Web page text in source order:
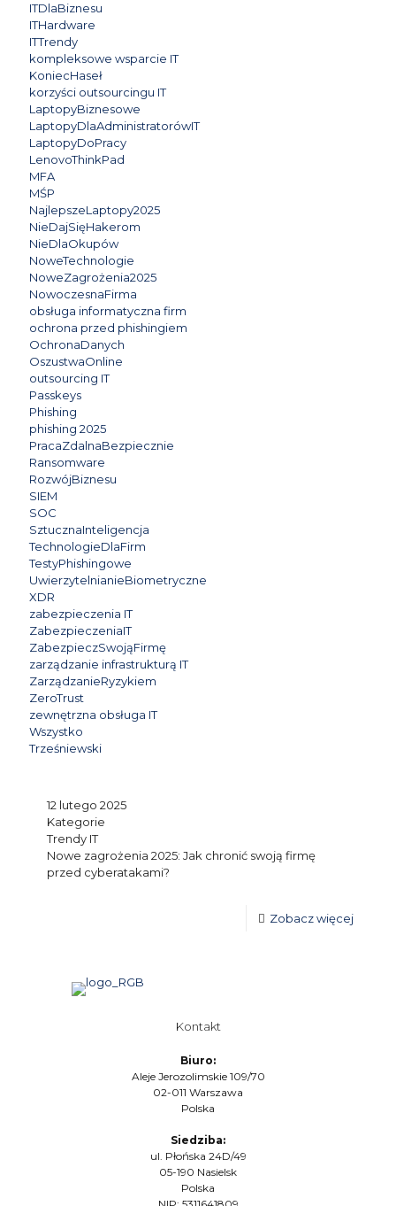
ITDlaBiznesu
ITHardware
ITTrendy
kompleksowe wsparcie IT
KoniecHaseł
korzyści outsourcingu IT
LaptopyBiznesowe
LaptopyDlaAdministratorówIT
LaptopyDoPracy
LenovoThinkPad
MFA
MŚP
NajlepszeLaptopy2025
NieDajSięHakerom
NieDlaOkupów
NoweTechnologie
NoweZagrożenia2025
NowoczesnaFirma
obsługa informatyczna firm
ochrona przed phishingiem
OchronaDanych
OszustwaOnline
outsourcing IT
Passkeys
Phishing
phishing 2025
PracaZdalnaBezpiecznie
Ransomware
RozwójBiznesu
SIEM
SOC
SztucznaInteligencja
TechnologieDlaFirm
TestyPhishingowe
UwierzytelnianieBiometryczne
XDR
zabezpieczenia IT
ZabezpieczeniaIT
ZabezpieczSwojąFirmę
zarządzanie infrastrukturą IT
ZarządzanieRyzykiem
ZeroTrust
zewnętrzna obsługa IT
Wszystko
Trześniewski
12 lutego 2025
Kategorie
Trendy IT
Nowe zagrożenia 2025: Jak chronić swoją firmę
przed cyberatakami?
Zobacz więcej
Kontakt
Biuro:
Aleje Jerozolimskie 109/70
02-011 Warszawa
Polska
Siedziba:
ul. Płońska 24D/49
05-190 Nasielsk
Polska